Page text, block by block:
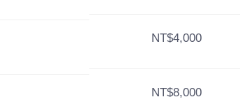
NT$4,000
NT$8,000